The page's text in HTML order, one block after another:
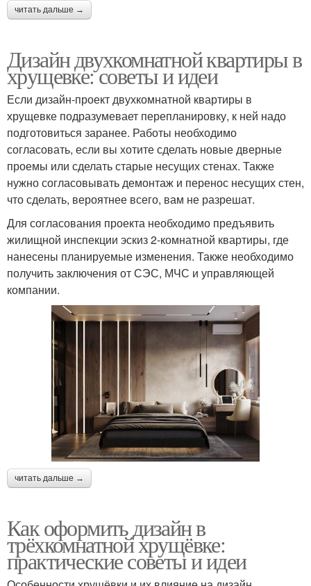
читать дальше →
Дизайн двухкомнатной квартиры в
хрущевке: советы и идеи
Если дизайн-проект двухкомнатной квартиры в
хрущевке подразумевает перепланировку, к ней надо
подготовиться заранее. Работы необходимо
согласовать, если вы хотите сделать новые дверные
проемы или сделать старые несущих стенах. Также
нужно согласовывать демонтаж и перенос несущих стен,
что сделать, вероятнее всего, вам не разрешат.
Для согласования проекта необходимо предъявить
жилищной инспекции эскиз 2-комнатной квартиры, где
нанесены планируемые изменения. Также необходимо
получить заключения от СЭС, МЧС и управляющей
компании.
читать дальше →
Как оформить дизайн в
трёхкомнатной хрущёвке:
практические советы и идеи